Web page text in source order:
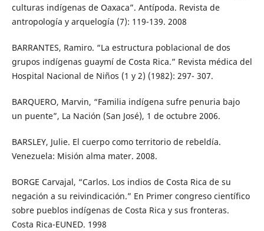
culturas indígenas de Oaxaca”. Antípoda. Revista de
antropología y arquelogía (7): 119-139. 2008
BARRANTES, Ramiro. “La estructura poblacional de dos
grupos indígenas guaymí de Costa Rica.” Revista médica del
Hospital Nacional de Niños (1 y 2) (1982): 297- 307.
BARQUERO, Marvin, “Familia indígena sufre penuria bajo
un puente”, La Nación (San José), 1 de octubre 2006.
BARSLEY, Julie. El cuerpo como territorio de rebeldía.
Venezuela: Misión alma mater. 2008.
BORGE Carvajal, “Carlos. Los indios de Costa Rica de su
negación a su reivindicación.” En Primer congreso científico
sobre pueblos indígenas de Costa Rica y sus fronteras.
Costa Rica-EUNED. 1998